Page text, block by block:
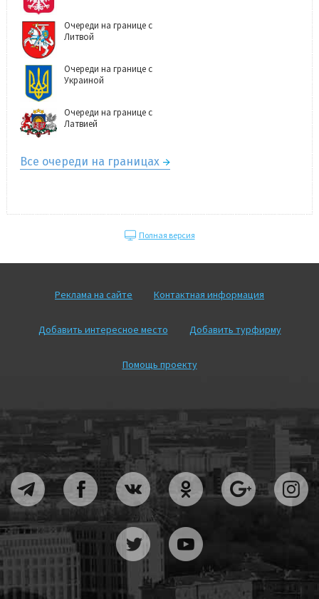
Очереди на границе с
Литвой
Очереди на границе с
Украиной
Очереди на границе с
Латвией
Все очереди на границах
Полная версия
Реклама на сайте Контактная информация
Добавить интересное место Добавить турфирму
Помощь проекту